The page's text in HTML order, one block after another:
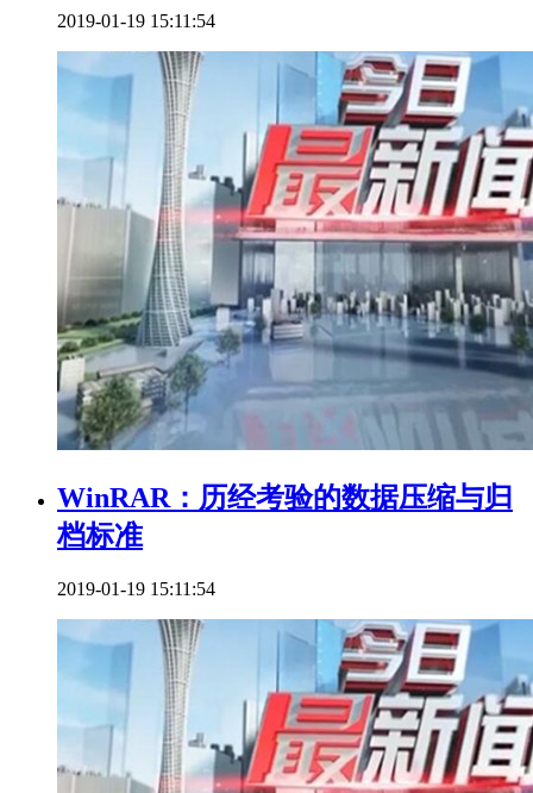
2019-01-19 15:11:54
WinRAR：历经考验的数据压缩与归
档标准
2019-01-19 15:11:54